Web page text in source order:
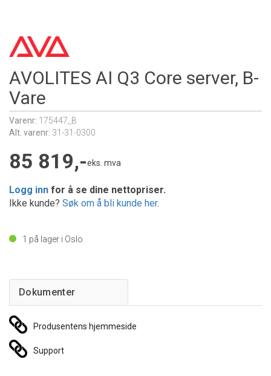
AVOLITES AI Q3 Core server, B-
Vare
Varenr: 175447_B
Alt. varenr: 31-31-0300
85 819,-eks. mva
Logg inn for å se dine nettopriser.
Ikke kunde? Søk om å bli kunde her.
1 på lager i Oslo
Produsentens hjemmeside
Support